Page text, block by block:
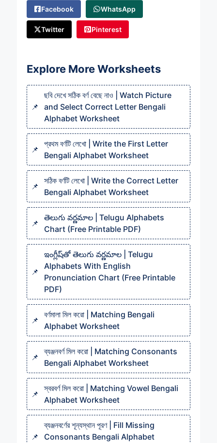
Facebook WhatsApp
Twitter Pinterest
Explore More Worksheets
ছবি দেখে সঠিক বর্ণ বেছে নাও | Watch Picture
and Select Correct Letter Bengali
Alphabet Worksheet
প্রথম বর্ণটি লেখো | Write the First Letter
Bengali Alphabet Worksheet
সঠিক বর্ণটি লেখো | Write the Correct Letter
Bengali Alphabet Worksheet
తెలుగు వర్ణమాల | Telugu Alphabets
Chart (Free Printable PDF)
ఇంగ్లీష్‌తో తెలుగు వర్ణమాల | Telugu
Alphabets With English
Pronunciation Chart (Free Printable
PDF)
বর্ণমালা মিল করো | Matching Bengali
Alphabet Worksheet
ব্যঞ্জনবর্ণ মিল করো | Matching Consonants
Bengali Alphabet Worksheet
স্বরবর্ণ মিল করো | Matching Vowel Bengali
Alphabet Worksheet
ব্যঞ্জনবর্ণের শূন্যস্থান পূরণ | Fill Missing
Consonants Bengali Alphabet